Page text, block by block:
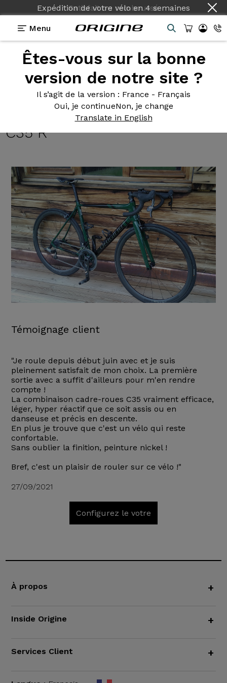
Expédition de votre véloen4 semaines
Menu
Êtes-vous sur la bonne
version de notre site ?
Il s’agit de la version : France - Français
Oui, je continueNon, je change
Translate in English
Témoignages>Axxome RS Evo - SRAM Force 22 -
Axxome RSEvo - SRAM Force
22 - Roues Prymahl Orion
C35 R
Témoignage client
"Je roule depuis début juin avec et je suis
pleinement satisfait de mon choix. La première
sortie avec a suffit d'ailleurs pour m'en rendre
compte !
La combinaison cadre-roues C35 vraiment efficace,
léger, hyper réactif que ce soit assis ou en
danseuse et précis en descente.
En plus je trouve que c'est un vélo qui reste
confortable.
Sans oublier la finition, peinture nickel !
Bref, c'est un plaisir de rouler sur ce vélo !"
27/09/2021
Configurez le votre
À propos +
Inside Origine +
Services Client +